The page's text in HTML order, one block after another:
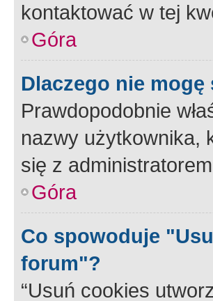
kontaktować w tej
Góra
Dlaczego nie
Prawdopodobnie
nazwy użytkownika,
się z
Góra
Co spowoduje
forum"?
“Usuń cookies